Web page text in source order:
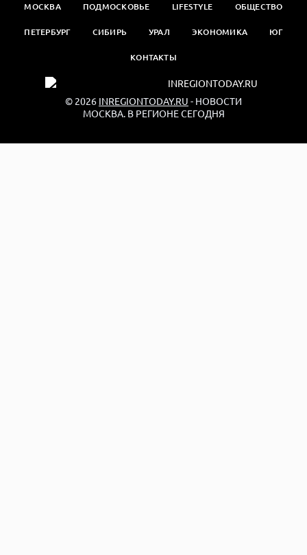
МОСКВА ПОДМОСКОВЬЕ LIFESTYLE ОБЩЕСТВО
ПЕТЕРБУРГ СИБИРЬ УРАЛ ЭКОНОМИКА ЮГ
КОНТАКТЫ
© 2026 INREGIONTODAY.RU - НОВОСТИ
МОСКВА. В РЕГИОНЕ СЕГОДНЯ